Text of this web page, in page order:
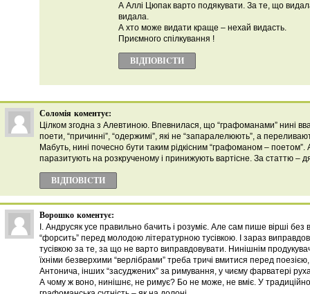
А Аллі Цюпак варто подякувати. За те, що
видала.
А хто може видати краще – нехай видасть.
Приємного спілкування !
ВІДПОВІCТИ
Соломія коментує:
Цілком згодна з Алевтиною. Впевнилася, що “графоманами” нині
поети, “причинні”, “одержимі”, які не “запаралелюють”, а
Мабуть, нині почесно бути таким рідкісним “графоманом – поетом”.
паразитують на розкрученому і принижують вартісне. За статтю –
ВІДПОВІCТИ
Ворошко коментує:
І. Андрусяк усе правильно бачить і розуміє. Але сам пише вірші
“форсить” перед молодою літературною тусівкою. І зараз
тусівкою за те, за що не варто виправдовувати. Нинішнім
їхніми безверхими “верлібрами” треба тричі вмитися перед
Антонича, інших “засуджених” за римування, у чиєму фарватері
А чому ж воно, нинішнє, не римує? Бо не може, не вміє. У